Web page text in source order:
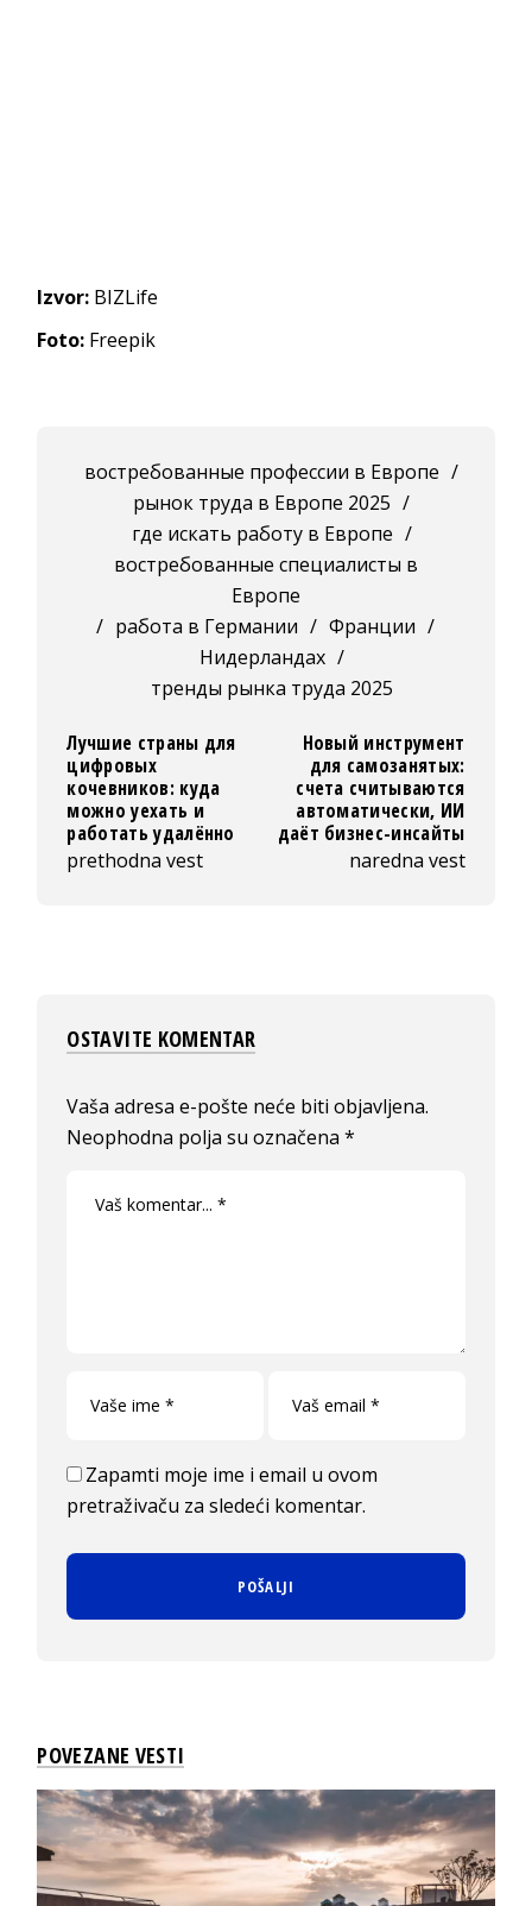
Izvor: BIZLife
Foto: Freepik
востребованные профессии в Европе /
рынок труда в Европе 2025 /
где искать работу в Европе /
востребованные специалисты в
Европе
/ работа в Германии / Франции /
Нидерландах /
тренды рынка труда 2025
Лучшие страны для
цифровых
кочевников: куда
можно уехать и
работать удалённо
prethodna vest
Новый инструмент
для самозанятых:
счета считываются
автоматически, ИИ
даёт бизнес-инсайты
naredna vest
OSTAVITE KOMENTAR
Vaša adresa e-pošte neće biti objavljena.
Neophodna polja su označena*
Zapamti moje ime i email u ovom
pretraživaču za sledeći komentar.
POVEZANE VESTI